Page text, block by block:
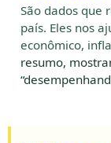
São dados que
país. Eles nos
econômico,
resumo,